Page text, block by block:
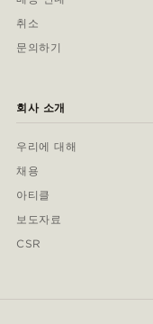
취소
문의하기
회사 소개
우리에 대해
채용
아티클
보도자료
CSR